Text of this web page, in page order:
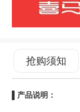
抢购须知
▌产品说明：